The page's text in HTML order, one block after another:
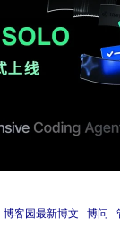
博客园最新博文 博问